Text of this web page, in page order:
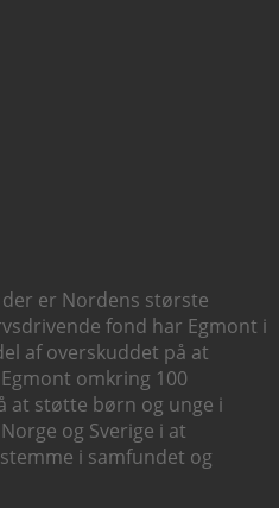
er Nordens største
fond har Egmont i
af overskuddet på at
omkring 100
at støtte børn og unge i
og Sverige i at
i samfundet og